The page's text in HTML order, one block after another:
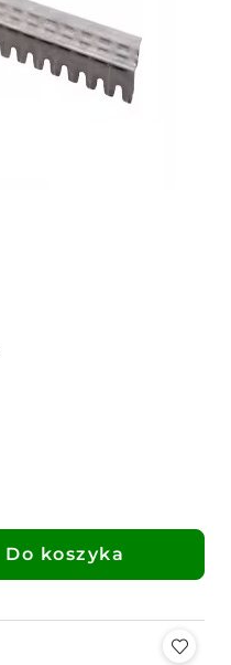
Do koszyka